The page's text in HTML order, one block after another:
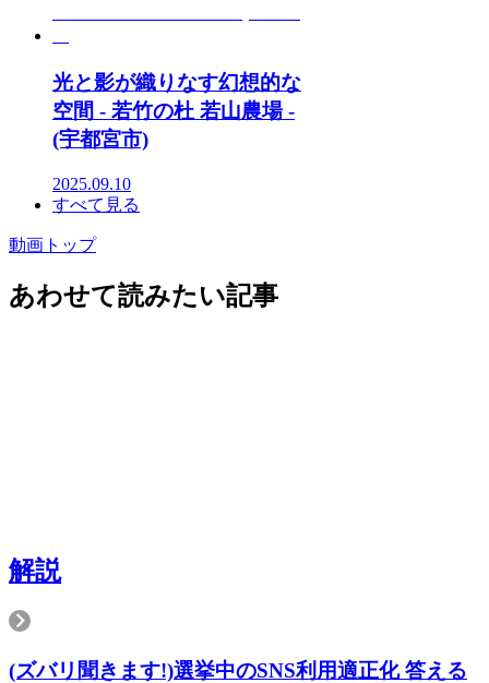
光と影が織りなす幻想的な
空間 - 若竹の杜 若山農場 -
(宇都宮市)
2025.09.10
すべて見る
動画トップ
あわせて読みたい記事
解説
(ズバリ聞きます!)選挙中のSNS利用適正化 答える